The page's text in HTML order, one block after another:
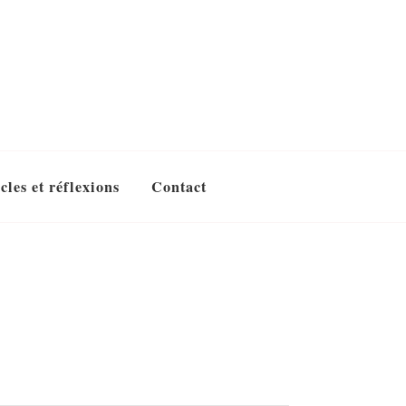
et réflexions Contact